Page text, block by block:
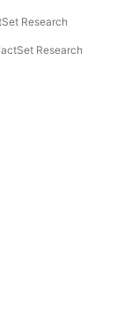
Research
Research